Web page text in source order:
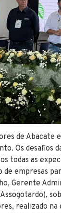
de Abacate
Os desafios
todas as
empresas
Gerente
realizado na